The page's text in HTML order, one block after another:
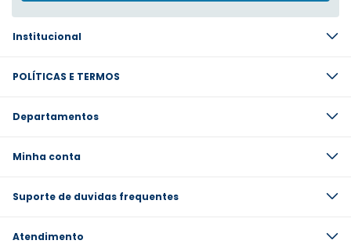
Institucional
POLÍTICAS E TERMOS
Departamentos
Minha conta
Suporte de duvidas frequentes
Atendimento